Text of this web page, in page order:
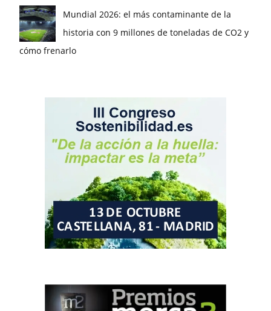
Mundial 2026: el más contaminante de la
historia con 9 millones de toneladas de CO2 y
cómo frenarlo